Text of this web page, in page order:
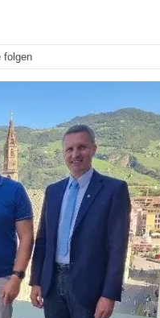
folgen